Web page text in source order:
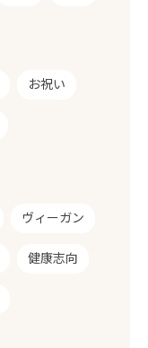
お祝い
ヴィーガン
健康志向